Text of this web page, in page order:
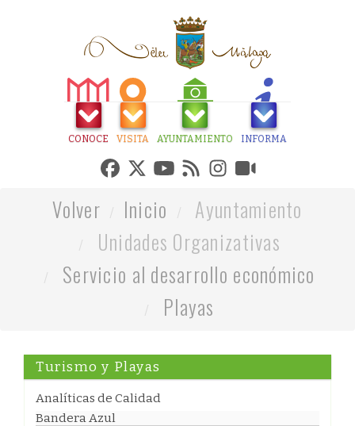
CONOCE VISITA AYUNTAMIENTO INFORMA
Volver Inicio
Ayuntamiento
Unidades Organizativas
Servicio al desarrollo económico
Playas
Turismo y Playas
Analíticas de Calidad
Bandera Azul